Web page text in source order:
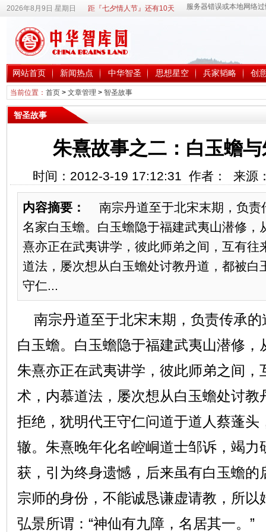
2026年8月9日 星期日 距『七夕情人节』还有10天
网站首页 新闻热点 中华智圣 思想星空 兵家韬略 创
当前位置： 首页> 文章管理 > 智圣故事
智圣故事
朱熹故事之二：白玉蟾
时间：2012-3-19 17:12:31 作者： 来源
内容摘要：
南宗丹道至于北宋末期，负责
名家白玉蟾。白玉蟾隐于福建武夷山潜修，
熹亦正在武夷讲学，彼此师弟之间，互有往
道法，屡次想从白玉蟾处讨教丹道，都被白
守仁...
南宗丹道至于北宋末期，负责传承的
白玉蟾。白玉蟾隐于福建武夷山潜修，
朱熹亦正在武夷讲学，彼此师弟之间，
术，内慕道法，屡次想从白玉蟾处讨教
拒绝，犹明代王守仁问道于道人蔡蓬头
辙。朱熹晚年化名崆峒道士邹诉，竭力
获，引为终身遗憾，后来虽有白玉蟾的
宗师的身份，不能诚恳谦虚请教，所以
弘景所谓：“神仙有九障，名居其一。”